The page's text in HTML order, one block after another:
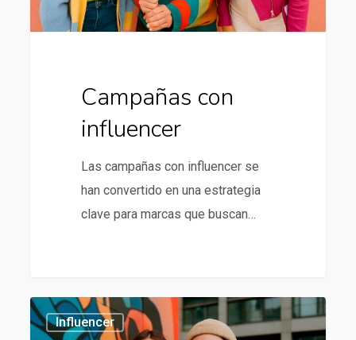
Campañas con
influencer
Las campañas con influencer se
han convertido en una estrategia
clave para marcas que buscan…
Agencia
de
Influencer